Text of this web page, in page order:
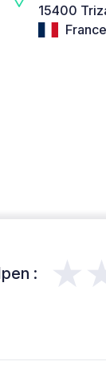
15400
France
: